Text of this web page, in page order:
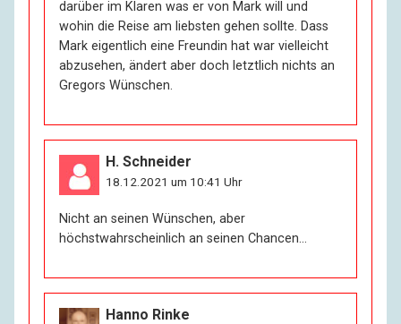
darüber im Klaren was er von Mark will und
wohin die Reise am liebsten gehen sollte. Dass
Mark eigentlich eine Freundin hat war vielleicht
abzusehen, ändert aber doch letztlich nichts an
Gregors Wünschen.
H. Schneider
18.12.2021 um 10:41 Uhr
Nicht an seinen Wünschen, aber
höchstwahrscheinlich an seinen Chancen…
Hanno Rinke